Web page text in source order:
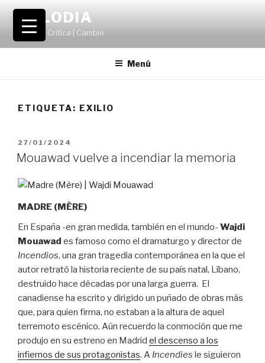
Saltar
contenido
VOLODIA
Teatro | Crítica | Cambio
Menú
ETIQUETA: EXILIO
PUBLICADO
EL
27/01/2024
Mouawad vuelve a incendiar la memoria
MADRE (MÈRE)
En España -en gran medida, también en el mundo- Wajdi
Mouawad es famoso como el dramaturgo y director de
Incendios, una gran tragedia contemporánea en la que el
autor retrató la historia reciente de su país natal, Líbano,
destruido hace décadas por una larga guerra. El
canadiense ha escrito y dirigido un puñado de obras más
que, para quien firma, no estaban a la altura de aquel
terremoto escénico. Aún recuerdo la conmoción que me
produjo en su estreno en Madrid el descenso a los
infiernos de sus protagonistas. A Incendies le siguieron